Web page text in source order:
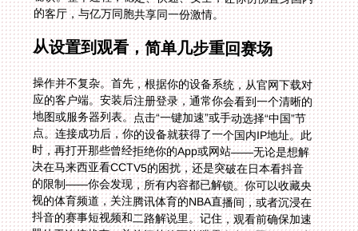
的客厅，与亿万同胞共享同一份激情。
从设置到观看，简单几步重回赛场
操作并不复杂。首先，根据你的设备系统，从官网下载对
应的客户端。安装后注册登录，通常你会看到一个清晰的
地图或服务器列表。点击“一键加速”或手动选择“中国”节
点。连接成功后，你的设备就获得了一个国内IP地址。此
时，再打开那些曾经拒绝你的App或网站——无论是想解
决在马来西亚看CCTV5的困扰，还是突破在日本看抖音
的限制——你会发现，所有内容都已解锁。你可以收藏央
视的体育频道，关注腾讯体育的NBA直播间，或者沉浸在
抖音的赛事短视频和二路解说里。记住，观看前确保加速
器处于连接状态，并关闭其他可能泄露真实位置的VPN或